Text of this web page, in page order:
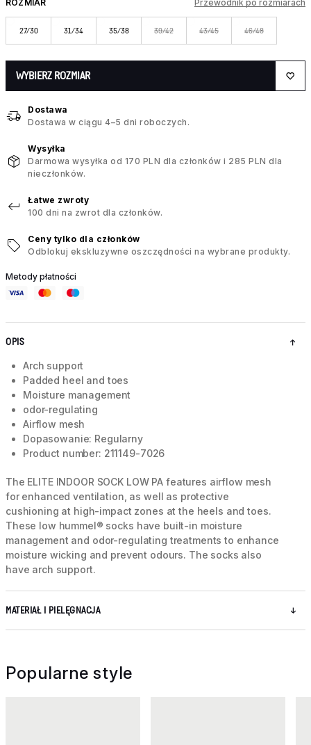
ROZMIAR Przewodnik po rozmiarach
27/30 31/34 35/38 39/42 43/45 46/48
WYBIERZ ROZMIAR
Dostawa
Dostawa w ciągu 4–5 dni roboczych.
Wysyłka
Darmowa wysyłka od 170 PLN dla członków i 285 PLN dla
nieczłonków.
Łatwe zwroty
100 dni na zwrot dla członków.
Ceny tylko dla członków
Odblokuj ekskluzywne oszczędności na wybrane produkty.
Metody płatności
OPIS
Arch support
Padded heel and toes
Moisture management
odor-regulating
Airflow mesh
Dopasowanie: Regularny
Product number: 211149-7026
The ELITE INDOOR SOCK LOW PA features airflow mesh
for enhanced ventilation, as well as protective
cushioning at high-impact zones at the heels and toes.
These low hummel® socks have built-in moisture
management and odor-regulating treatments to enhance
moisture wicking and prevent odours. The socks also
have arch support.
MATERIAŁ I PIELĘGNACJA
Popularne style